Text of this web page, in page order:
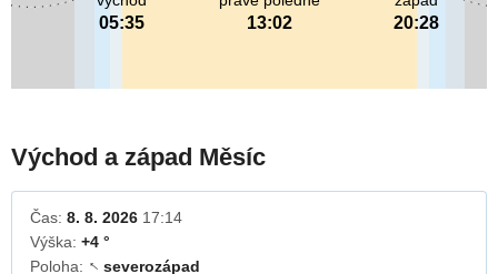
13:02
05:35 20:28
Východ a západ Měsíc
Čas: 8. 8. 2026 17:14
Výška: +4 °
Poloha: ↓severozápad